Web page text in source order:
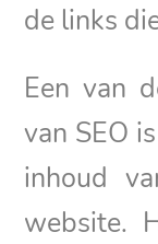
de links
Een van
van SEO
inhoud
website.